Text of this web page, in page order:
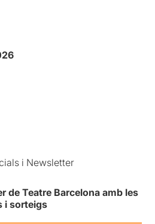
i Newsletter
de Teatre Barcelona amb les
i sorteigs